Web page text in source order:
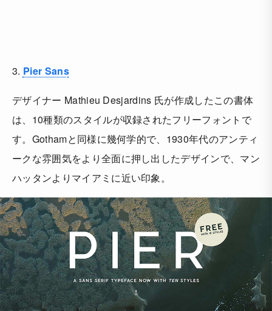
3. Pier Sans
デザイナー Mathieu Desjardins 氏が作成したこの書体
は、10種類のスタイルが収録されたフリーフォントで
す。Gothamと同様に幾何学的で、1930年代のアンティ
ークな雰囲気をより全面に押し出したデザインで、マン
ハッタンよりマイアミに近い印象。